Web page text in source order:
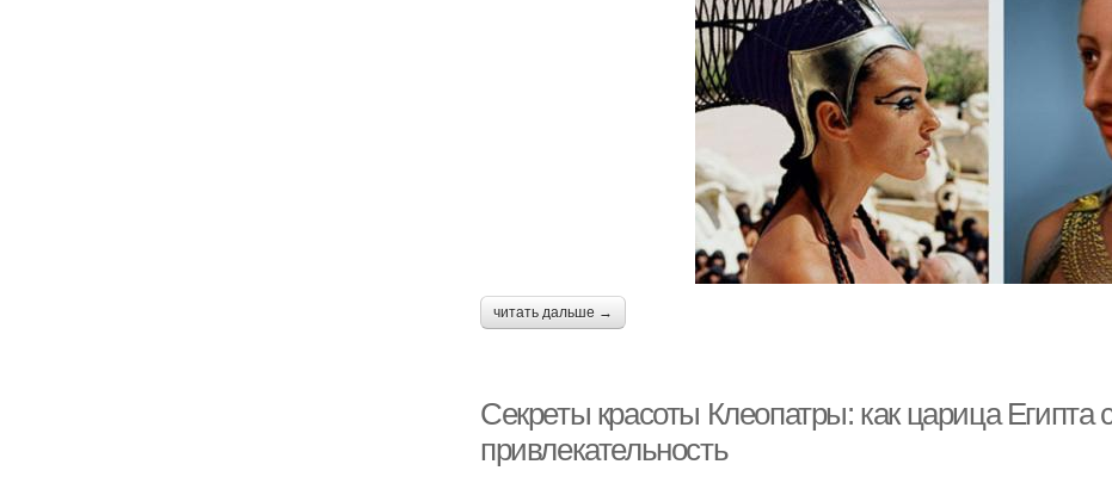
читать дальше →
Секреты красоты Клеопатры: как царица Египта
привлекательность